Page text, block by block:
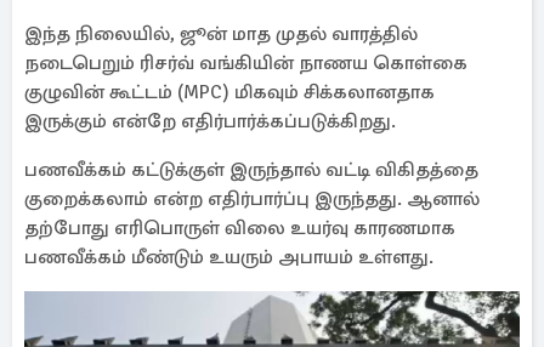
இந்த நிலையில், ஜூன் மாத முதல் வாரத்தில்
நடைபெறும் ரிசர்வ் வங்கியின் நாணய கொள்கை
குழுவின் கூட்டம் (MPC) மிகவும் சிக்கலானதாக
இருக்கும் என்றே எதிர்பார்க்கப்படுக்கிறது.
பணவீக்கம் கட்டுக்குள் இருந்தால் வட்டி விகிதத்தை
குறைக்கலாம் என்ற எதிர்பார்ப்பு இருந்தது. ஆனால்
தற்போது எரிபொருள் விலை உயர்வு காரணமாக
பணவீக்கம் மீண்டும் உயரும் அபாயம் உள்ளது.